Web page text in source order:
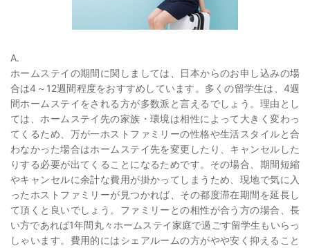
A.
ホームステイの期間に関しましては、日本からのお申し込みの場
合は4～12週間程度をおすすめしています。多くの留学生は、4週
間ホームステイをされる方が多数派と言えるでしょう。理由とし
ては、ホームステイ先の家族・環境は相性によって大きく変わっ
てくるため、万が一ホストファミリーの性格や生活スタイルと合
わなかった場合はホームステイ先を変更したり、キャンセルした
りする必要が出てくることになるためです。その場合、期間短縮
やキャンセルに余計な費用が掛かってしまうため、現地で気に入
ったホストファミリーが見つかれば、その都度滞在期間を延長し
て頂くと良いでしょう。ファミリーとの相性が合う方の場合、長
い方であれば1年間丸々ホームステイ家庭で過ごす留学生もいらっ
しゃいます。費用的にはシェアルームの方がやや安く抑えること